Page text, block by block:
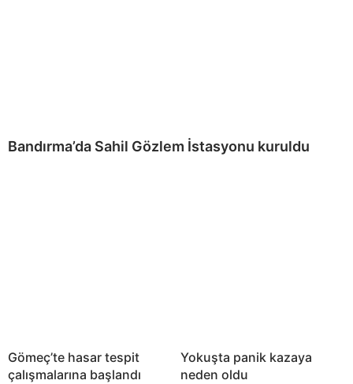
Bandırma’da Sahil Gözlem İstasyonu kuruldu
Gömeç’te hasar tespit
çalışmalarına başlandı
Yokuşta panik kazaya
neden oldu